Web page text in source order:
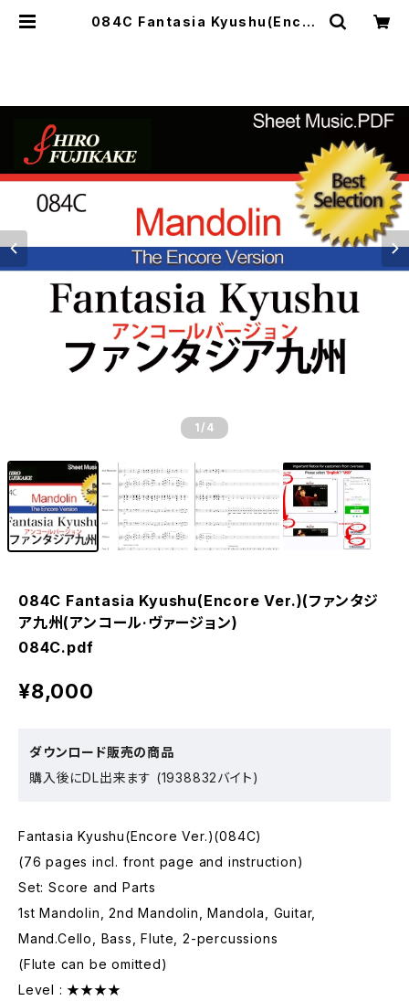
084C Fantasia Kyushu(Encor
1 /4
084C Fantasia Kyushu(Encore Ver.)(ファンタジ
ア九州(アンコール·ヴァージョン)
084C.pdf
¥8,000
ダウンロード販売の商品
購入後にDL出来ます (1938832バイト)
Fantasia Kyushu(Encore Ver.)(084C)
(76 pages incl. front page and instruction)
Set: Score and Parts
1st Mandolin, 2nd Mandolin, Mandola, Guitar,
Mand.Cello, Bass, Flute, 2-percussions
(Flute can be omitted)
Level : ★★★★